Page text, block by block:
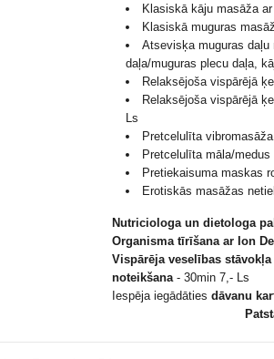
Klasiskā kāju masāža
Klasiskā muguras
Atsevisķa muguras daļu
daļa/muguras plecu daļa,
Relaksējoša vispārējā
Relaksējoša vispārējā
Ls
Pretcelulīta
Pretcelulīta māla/
Pretiekaisuma maskas
Erotiskās masāžas
Nutriciologa un dietologa
Organisma tīrīšana ar Ion
Vispārēja veselības
noteikšana - 30min 7,- Ls
Iespēja iegādāties dāvanu